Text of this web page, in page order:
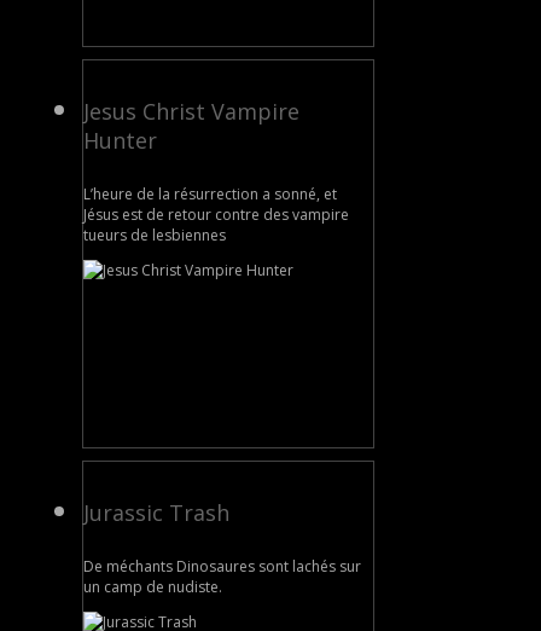
Jesus Christ Vampire
Hunter
L’heure de la résurrection a sonné, et
Jésus est de retour contre des vampire
tueurs de lesbiennes
Jurassic Trash
De méchants Dinosaures sont lachés sur
un camp de nudiste.